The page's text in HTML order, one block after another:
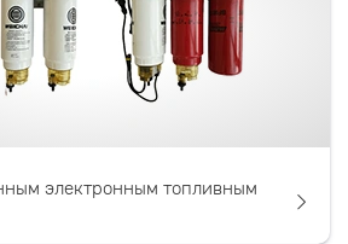
электронным топливным